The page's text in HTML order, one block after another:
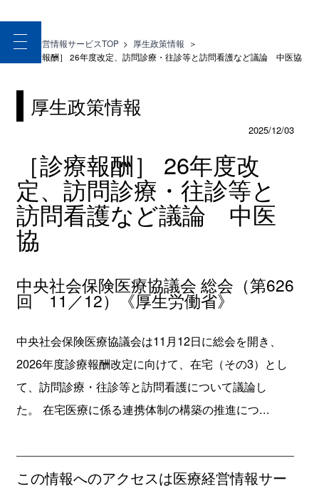
toggle
navigation
医療経営情報サービスTOP > 厚生政策情報 ＞
［診療報酬］ 26年度改定、訪問診療・往診等と訪問看護など議論 中医協
厚生政策情報
2025/12/03
［診療報酬］ 26年度改
定、訪問診療・往診等と
訪問看護など議論 中医
協
中央社会保険医療協議会 総会（第626
回 11／12）《厚生労働省》
中央社会保険医療協議会は11月12日に総会を開き、
2026年度診療報酬改定に向けて、在宅（その3）とし
て、訪問診療・往診等と訪問看護について議論し
た。 在宅医療に係る連携体制の構築の推進につ...
この情報へのアクセスは医療経営情報サー